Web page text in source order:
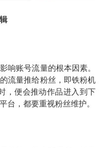
响账号流量的根本因素。
流量推给粉丝，即铁粉机
，便会推动作品进入到下
台，都要重视粉丝维护。